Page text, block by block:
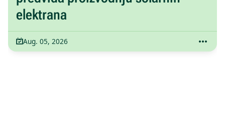
elektrana
Aug. 05, 2026